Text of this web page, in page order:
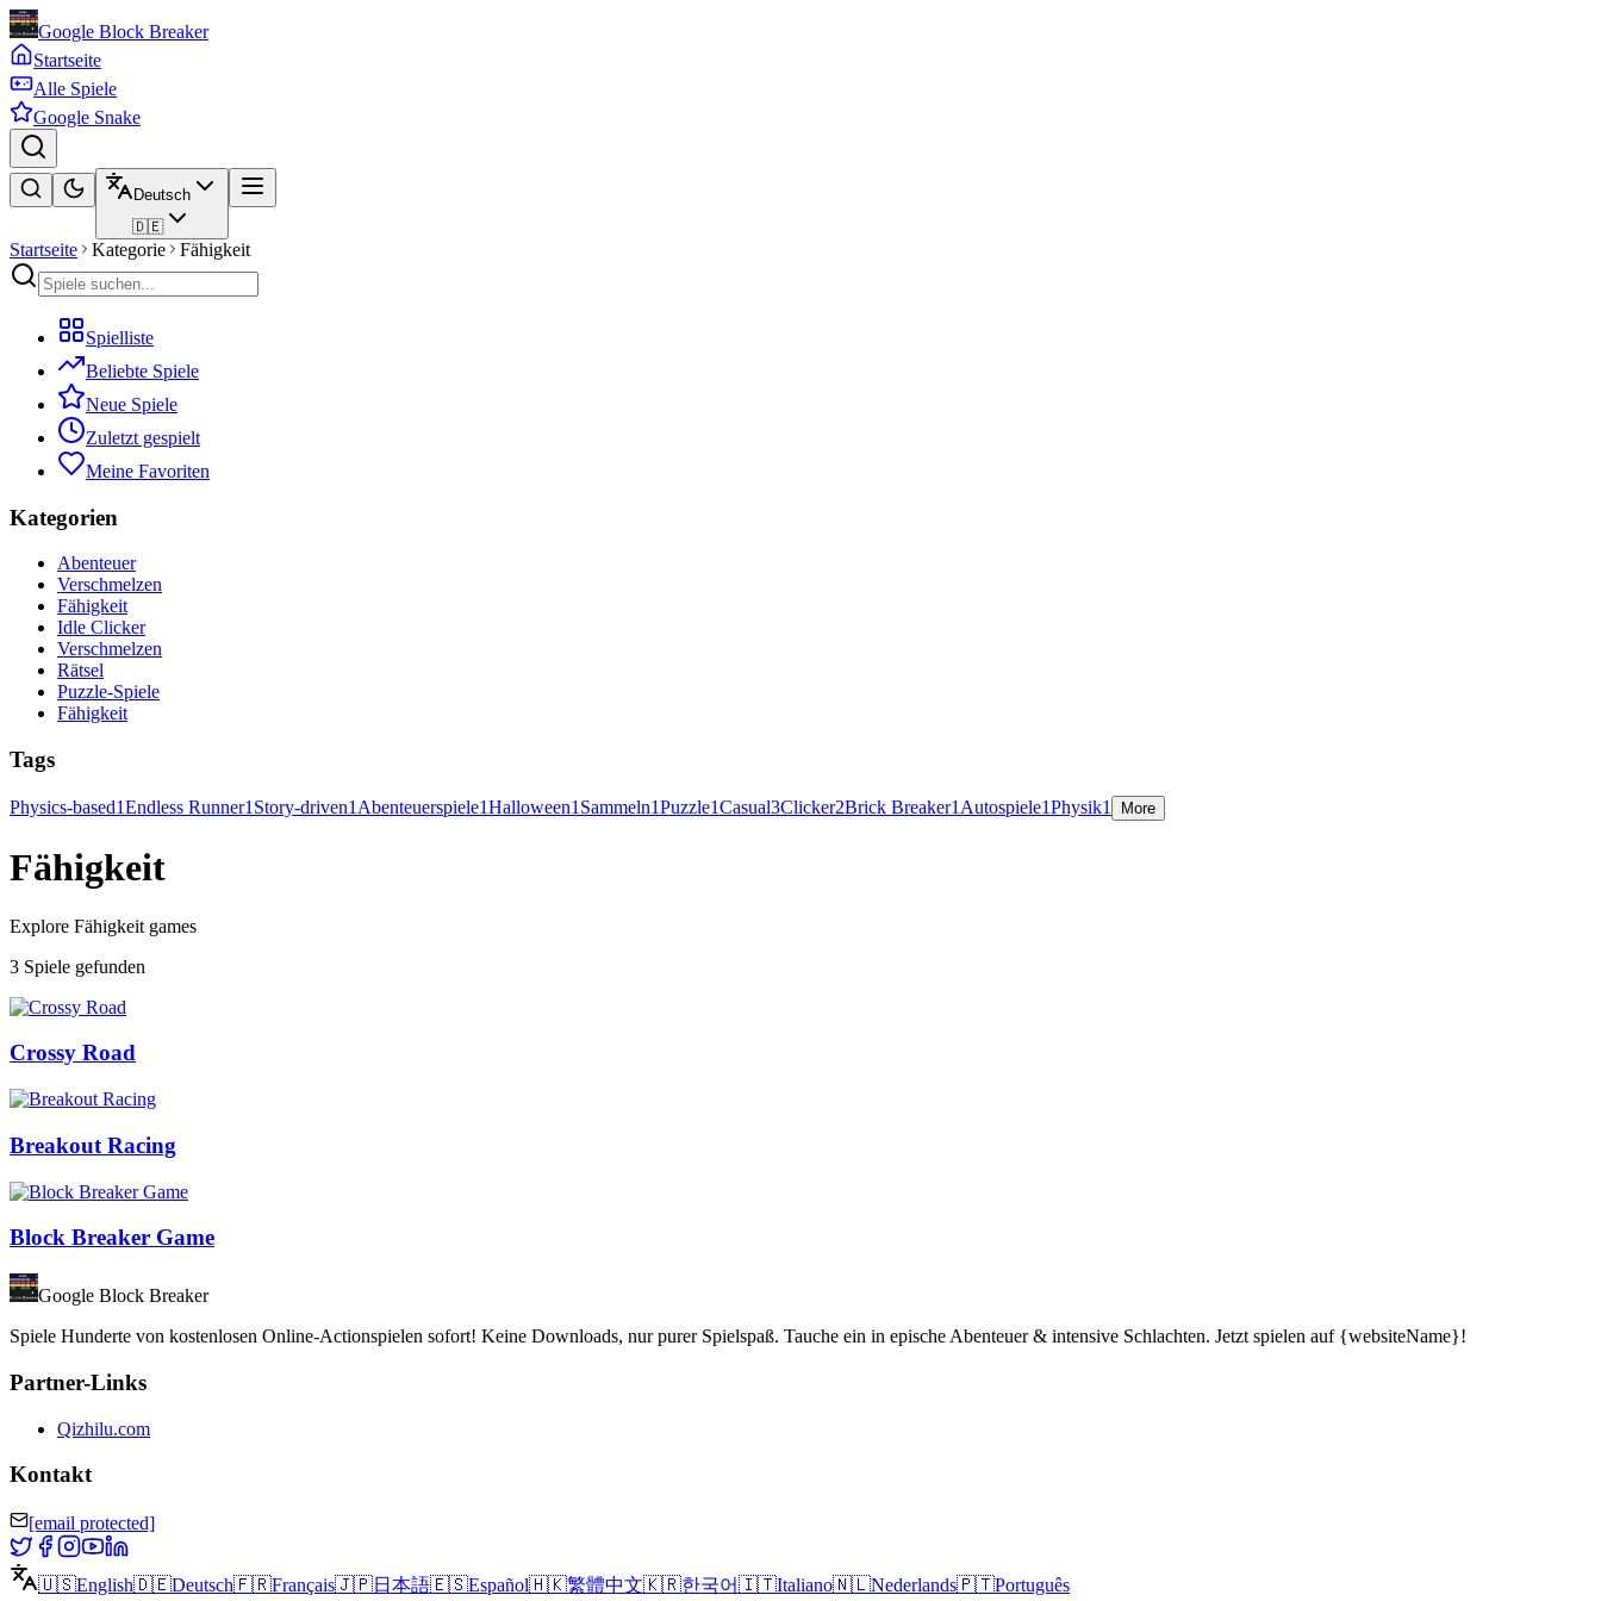
Google Block Breaker
Startseite
Alle Spiele
Google Snake
Deutsch
🇩🇪
Startseite Kategorie Fähigkeit
Spielliste
Beliebte Spiele
Neue Spiele
Zuletzt gespielt
Meine Favoriten
Kategorien
Abenteuer
Verschmelzen
Fähigkeit
Idle Clicker
Verschmelzen
Rätsel
Puzzle-Spiele
Fähigkeit
Tags
Physics-based1Endless Runner1 Story-driven1 Abenteuerspiele1Halloween1 Sammeln1Puzzle1Casual3Clicker2Brick Breaker1 Autospiele1Physik1 More
Fähigkeit
Explore Fähigkeit games
3 Spiele gefunden
Crossy Road
Breakout Racing
Block Breaker Game
Google Block Breaker
Spiele Hunderte von kostenlosen Online-Actionspielen sofort! Keine Downloads, nur purer Spielspaß. Tauche ein in epische Abenteuer & intensive Schlachten. Jetzt spielen auf {websiteName}!
Partner-Links
Qizhilu.com
Kontakt
[email protected]
🇺🇸English🇩🇪Deutsch🇫🇷Français🇯🇵日本語🇪🇸Español🇭🇰繁體中文🇰🇷한국어🇮🇹Italiano🇳🇱Nederlands🇵🇹Português